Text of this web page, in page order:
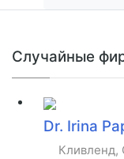
Случайные
Dr. Irina